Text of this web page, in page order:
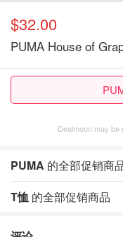
$32.00
PUMA House of
Dealmoon may be
PUMA 的全部促销商
T恤 的全部促销商品